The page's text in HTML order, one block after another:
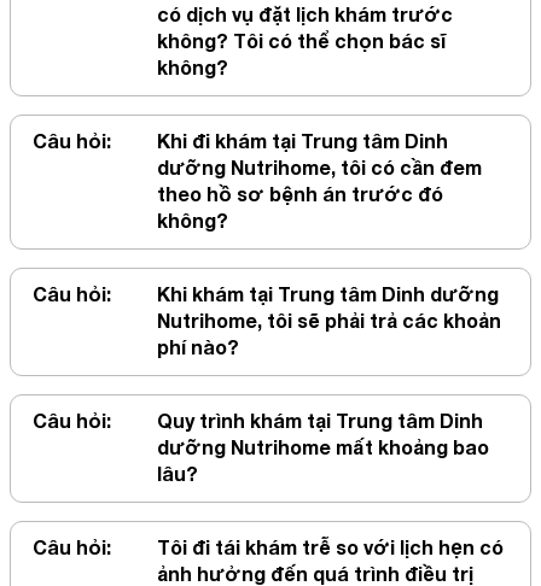
có dịch vụ đặt lịch khám trước
không? Tôi có thể chọn bác sĩ
không?
Câu hỏi:
Khi đi khám tại Trung tâm Dinh
dưỡng Nutrihome, tôi có cần đem
theo hồ sơ bệnh án trước đó
không?
Câu hỏi:
Khi khám tại Trung tâm Dinh dưỡng
Nutrihome, tôi sẽ phải trả các khoản
phí nào?
Câu hỏi:
Quy trình khám tại Trung tâm Dinh
dưỡng Nutrihome mất khoảng bao
lâu?
Câu hỏi:
Tôi đi tái khám trễ so với lịch hẹn có
ảnh hưởng đến quá trình điều trị